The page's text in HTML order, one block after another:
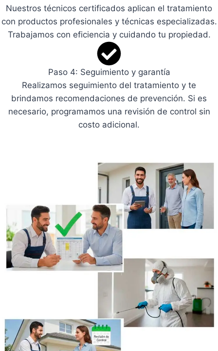
Nuestros técnicos certificados aplican el tratamiento
con productos profesionales y técnicas especializadas.
Trabajamos con eficiencia y cuidando tu propiedad.
Paso 4: Seguimiento y garantía
Realizamos seguimiento del tratamiento y te
brindamos recomendaciones de prevención. Si es
necesario, programamos una revisión de control sin
costo adicional.